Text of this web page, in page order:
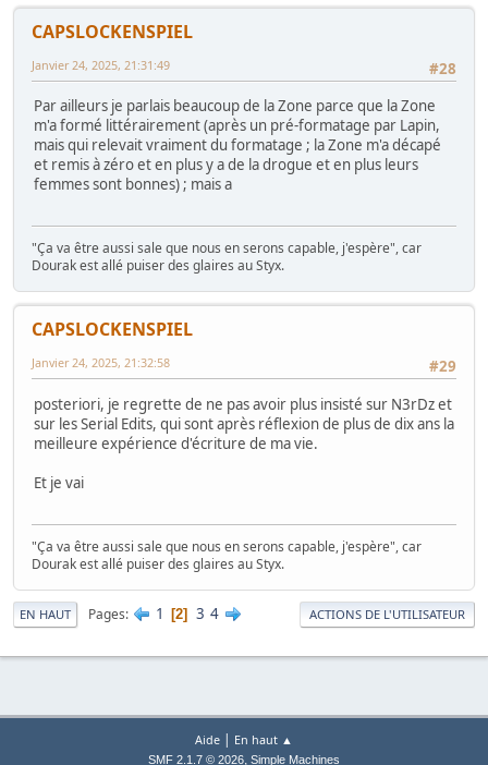
CAPSLOCKENSPIEL
#28
Janvier 24, 2025, 21:31:49
Par ailleurs je parlais beaucoup de la Zone parce que la Zone
m'a formé littérairement (après un pré-formatage par Lapin,
mais qui relevait vraiment du formatage ; la Zone m'a décapé
et remis à zéro et en plus y a de la drogue et en plus leurs
femmes sont bonnes) ; mais a
"Ça va être aussi sale que nous en serons capable, j'espère", car
Dourak est allé puiser des glaires au Styx.
CAPSLOCKENSPIEL
#29
Janvier 24, 2025, 21:32:58
posteriori, je regrette de ne pas avoir plus insisté sur N3rDz et
sur les Serial Edits, qui sont après réflexion de plus de dix ans la
meilleure expérience d'écriture de ma vie.
Et je vai
"Ça va être aussi sale que nous en serons capable, j'espère", car
Dourak est allé puiser des glaires au Styx.
EN HAUT Pages 1 2 3 4 ACTIONS DE L'UTILISATEUR
Aide En haut ▲
SMF 2.1.7 © 2026, Simple Machines